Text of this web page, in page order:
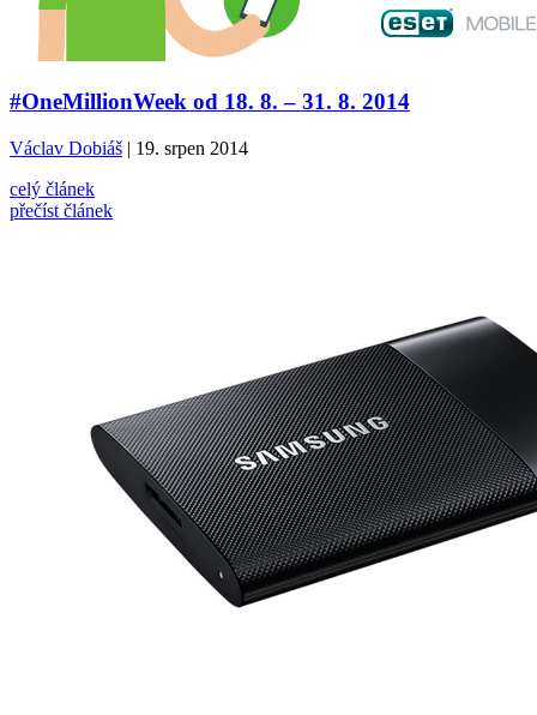
#OneMillionWeek od 18. 8. – 31. 8. 2014
Václav Dobiáš | 19. srpen 2014
celý článek
přečíst článek